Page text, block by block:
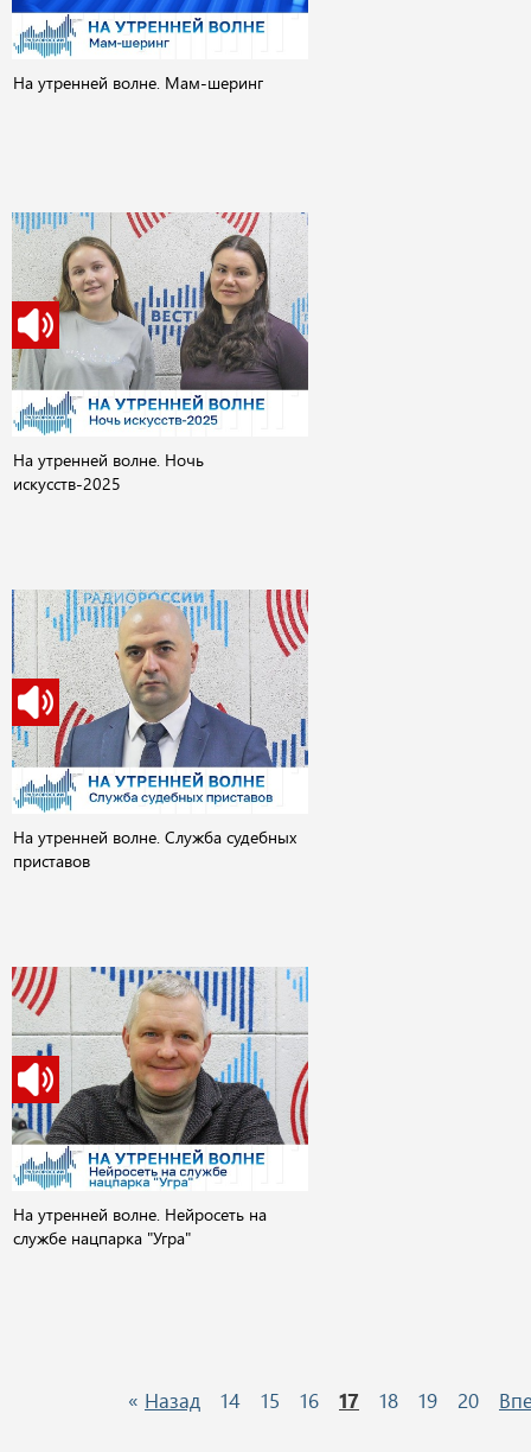
На утренней волне. Мам-шеринг
На утренней волне. Ночь
искусств-2025
На утренней волне. Служба судебных
приставов
На утренней волне. Нейросеть на
службе нацпарка "Угра"
« Назад 14 15 16 17 18 19 20